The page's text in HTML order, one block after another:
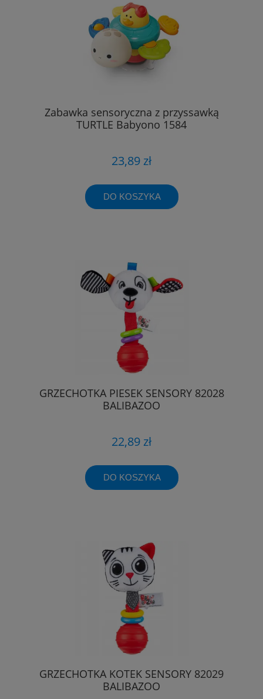
Zabawka sensoryczna z przyssawką
TURTLE Babyono 1584
23,89 zł
DO KOSZYKA
GRZECHOTKA PIESEK SENSORY 82028
BALIBAZOO
22,89 zł
DO KOSZYKA
GRZECHOTKA KOTEK SENSORY 82029
BALIBAZOO